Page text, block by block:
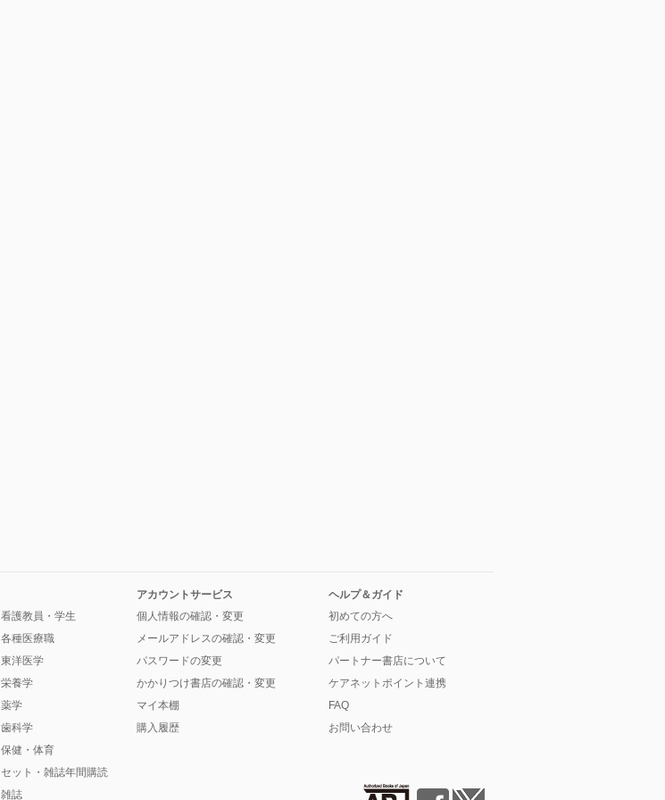
看護教員・学生
各種医療職
東洋医学
栄養学
薬学
歯科学
保健・体育
セット・雑誌年間購読
雑誌
アカウントサービス
個人情報の確認・変更
メールアドレスの確認・変更
パスワードの変更
かかりつけ書店の確認・変更
マイ本棚
購入履歴
ヘルプ＆ガイド
初めての方へ
ご利用ガイド
パートナー書店について
ケアネットポイント連携
FAQ
お問い合わせ